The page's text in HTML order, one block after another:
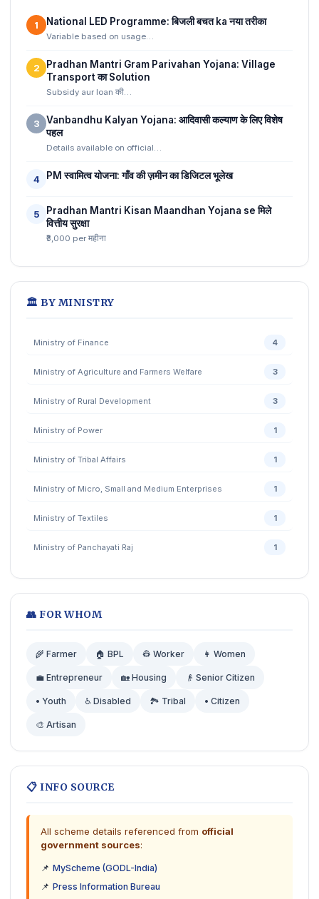
1 National LED Programme: बिजली बचत ka नया तरीका
Variable based on usage…
2
Pradhan Mantri Gram Parivahan Yojana: Village
Transport का Solution
Subsidy aur loan की…
3
Vanbandhu Kalyan Yojana: आदिवासी कल्याण के लिए विशेष
पहल
Details available on official…
4 PM स्वामित्व योजना: गाँव की ज़मीन का डिजिटल भूलेख
5
Pradhan Mantri Kisan Maandhan Yojana se मिले
वित्तीय सुरक्षा
₹3,000 per महीना
🏛️ BY MINISTRY
Ministry of Finance 4
Ministry of Agriculture and Farmers Welfare 3
Ministry of Rural Development 3
Ministry of Power 1
Ministry of Tribal Affairs 1
Ministry of Micro, Small and Medium Enterprises 1
Ministry of Textiles 1
Ministry of Panchayati Raj 1
👥 FOR WHOM
🌾 Farmer 🏠 BPL 👷 Worker 👩 Women
💼 Entrepreneur 🏡 Housing 👴 Senior Citizen
• Youth ♿ Disabled 🏞️ Tribal • Citizen
🎨 Artisan
📋 INFO SOURCE
All scheme details referenced from official
government sources:
📌 MyScheme (GODL-India)
📌 Press Information Bureau